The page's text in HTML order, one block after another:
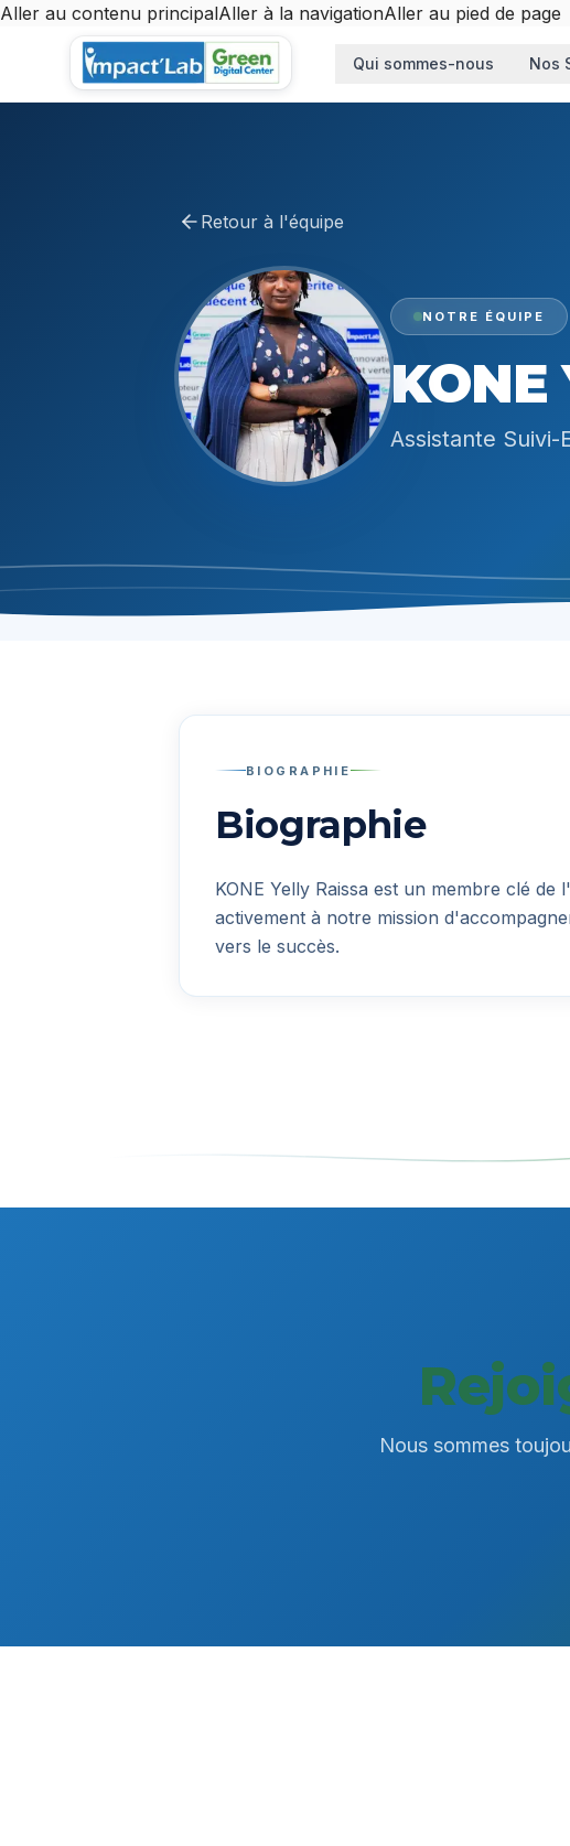
Aller au contenu principalAller à la navigationAller au pied de page
Aller au contenu principal
Qui sommes-nous Nos
Retour à l'équipe
NOTRE ÉQUIPE
KONE
Assistante Suivi-
BIOGRAPHIE
Biographie
KONE Yelly Raissa est un membre clé de
activement à notre mission
vers le succès.
Nous sommes